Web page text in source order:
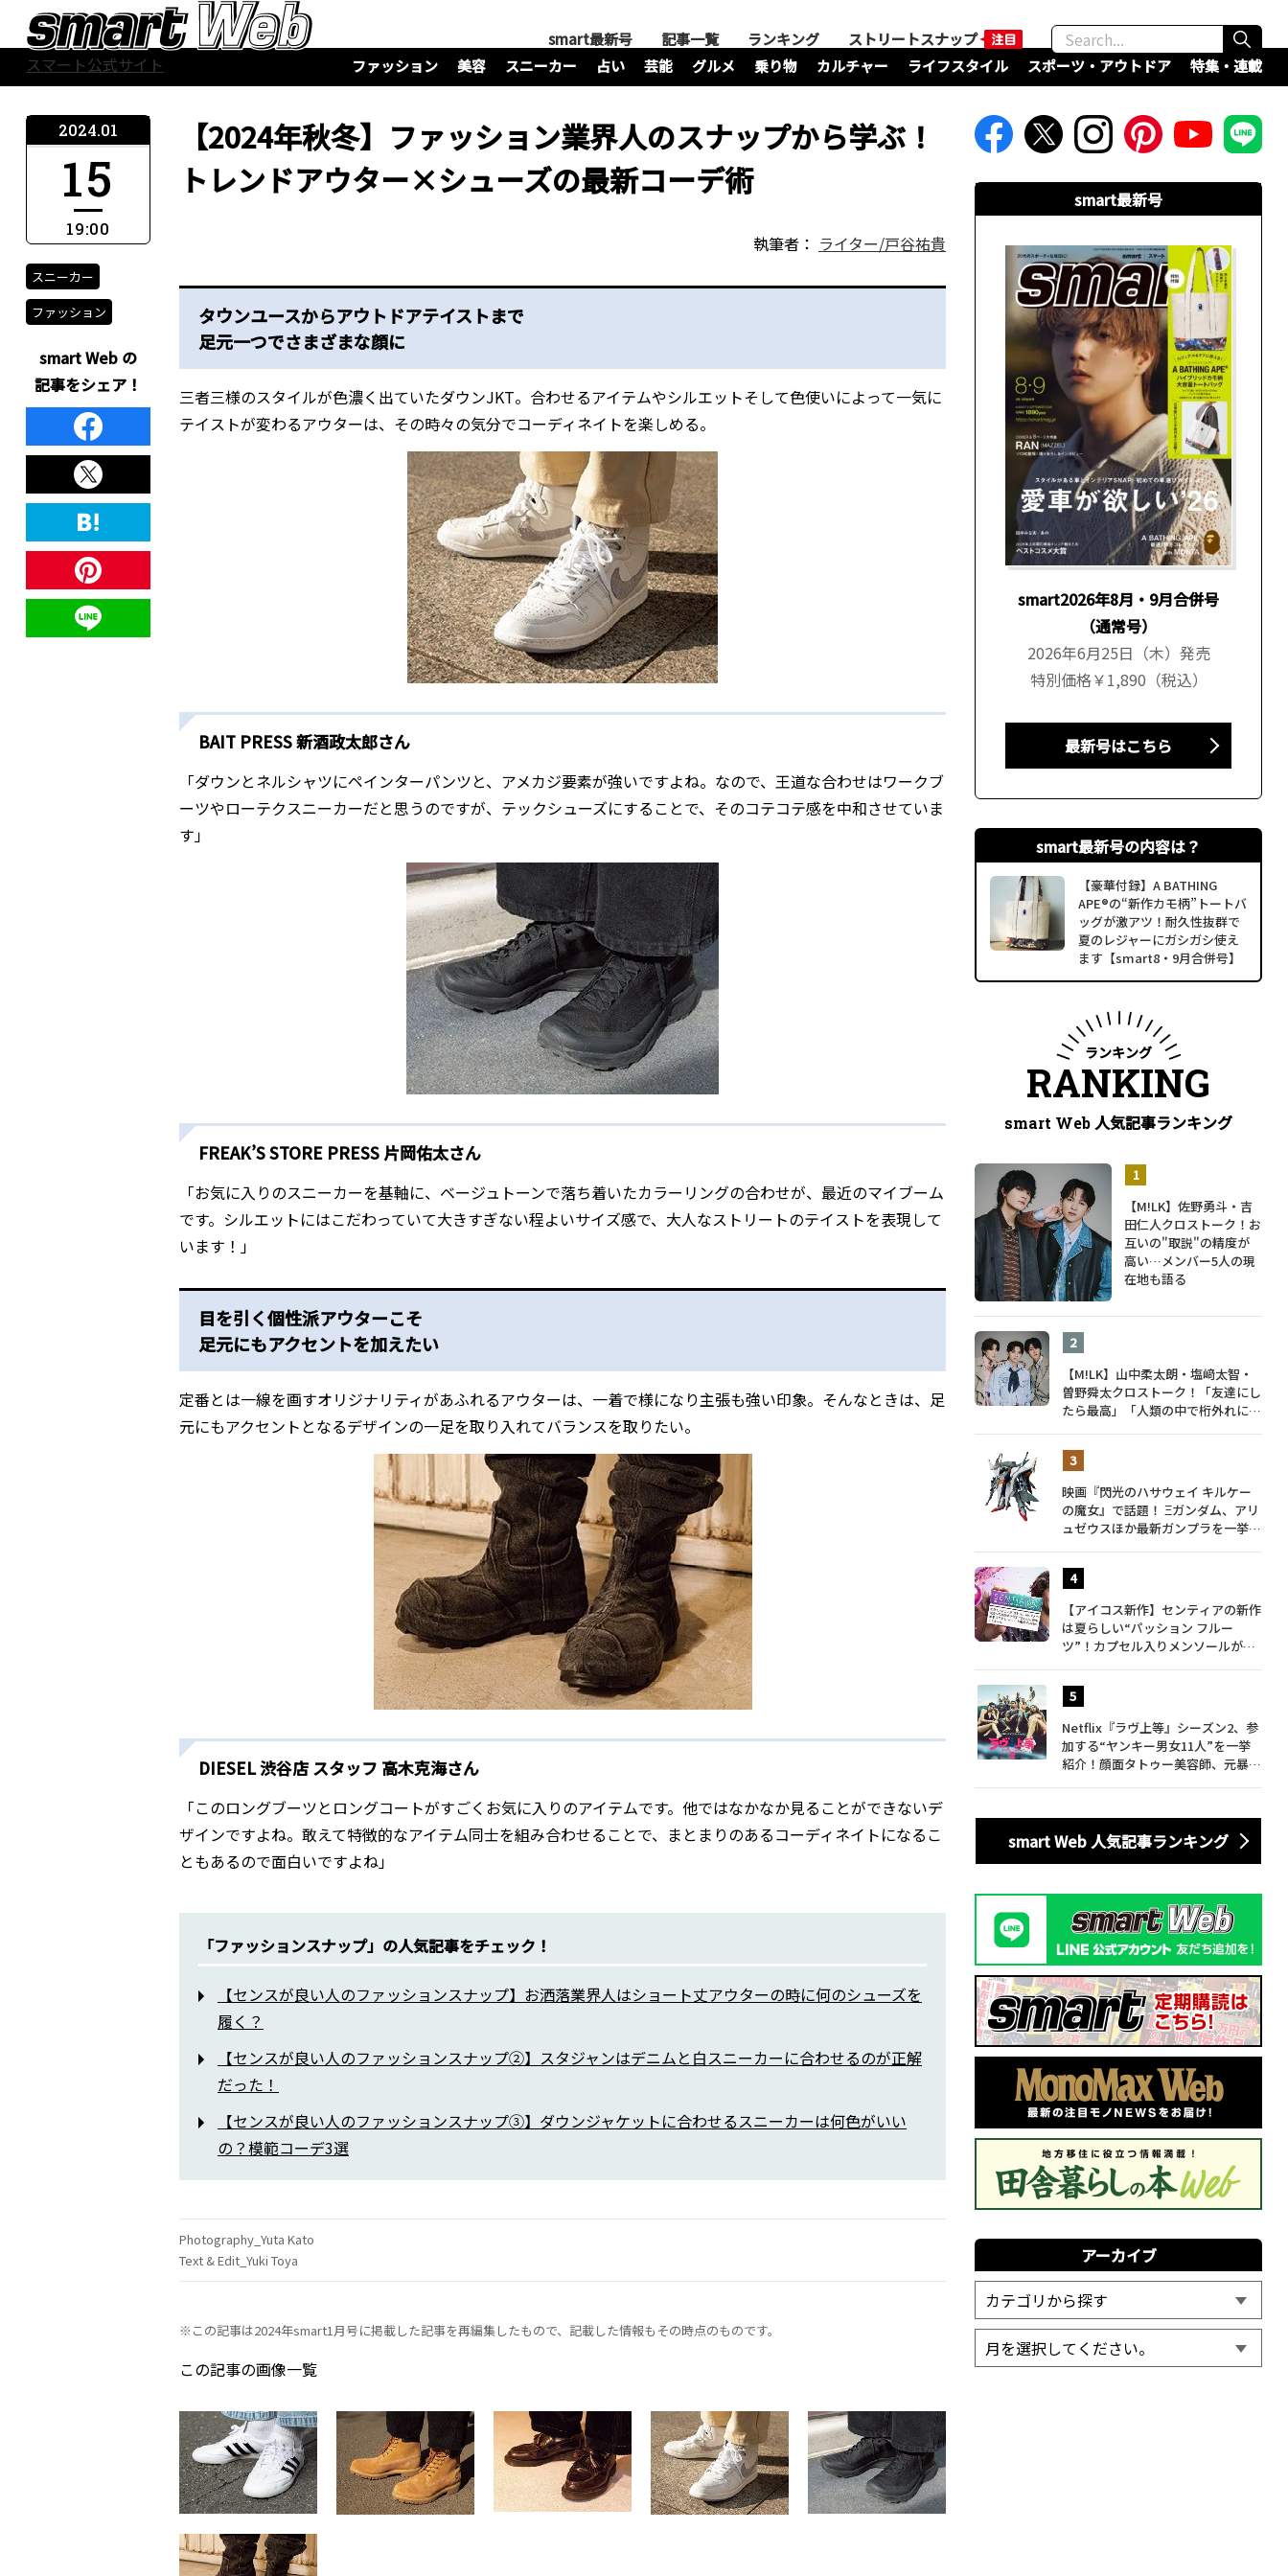
スマート公式サイト
smart最新号 記事一覧 ランキング
ストリートスナップ
ファッション
美容 スニーカー 占い 芸能 グルメ 乗り物 カルチャー ライフスタイル スポーツ・アウトドア 特集・連載
【2024年秋冬】ファッション業界人のスナップから学ぶ！
トレンドアウター×シューズの最新コーデ術
執筆者： ライター/戸谷祐貴
タウンユースからアウトドアテイストまで
足元一つでさまざまな顔に
三者三様のスタイルが色濃く出ていたダウンJKT。合わせるアイテムやシルエットそして色使いによって一気に
テイストが変わるアウターは、その時々の気分でコーディネイトを楽しめる。
BAIT PRESS 新酒政太郎さん
「ダウンとネルシャツにペインターパンツと、アメカジ要素が強いですよね。なので、王道な合わせはワークブ
ーツやローテクスニーカーだと思うのですが、テックシューズにすることで、そのコテコテ感を中和させていま
す」
FREAK’S STORE PRESS 片岡佑太さん
「お気に入りのスニーカーを基軸に、ベージュトーンで落ち着いたカラーリングの合わせが、最近のマイブーム
です。シルエットにはこだわっていて大きすぎない程よいサイズ感で、大人なストリートのテイストを表現して
います！」
目を引く個性派アウターこそ
足元にもアクセントを加えたい
定番とは一線を画すオリジナリティがあふれるアウターは、一着で様になり主張も強い印象。そんなときは、足
元にもアクセントとなるデザインの一足を取り入れてバランスを取りたい。
DIESEL 渋谷店 スタッフ 高木克海さん
「このロングブーツとロングコートがすごくお気に入りのアイテムです。他ではなかなか見ることができないデ
ザインですよね。敢えて特徴的なアイテム同士を組み合わせることで、まとまりのあるコーディネイトになるこ
ともあるので面白いですよね」
「ファッションスナップ」の人気記事をチェック！
【センスが良い人のファッションスナップ】お洒落業界人はショート丈アウターの時に何のシューズを
履く？
【センスが良い人のファッションスナップ②】スタジャンはデニムと白スニーカーに合わせるのが正解
だった！
【センスが良い人のファッションスナップ③】ダウンジャケットに合わせるスニーカーは何色がいい
の？模範コーデ3選
Photography_Yuta Kato
Text & Edit_Yuki Toya
※この記事は2024年smart1月号に掲載した記事を再編集したもので、記載した情報もその時点のものです。
この記事の画像一覧
2024.01
15
19:00
スニーカー
ファッション
smart Web の
記事をシェア！
smart最新号
smart2026年8月・9月合併号
（通常号）
2026年6月25日（木）発売
特別価格￥1,890（税込）
最新号はこちら
smart最新号の内容は？
【豪華付録】A BATHING
APE®の“新作カモ柄”トートバ
ッグが激アツ！耐久性抜群で
夏のレジャーにガシガシ使え
ます【smart8・9月合併号】
ランキング
RANKING
smart Web人気記事ランキング
【M!LK】佐野勇斗・吉
田仁人クロストーク！お
互いの"取説"の精度が
高い…メンバー5人の現
在地も語る
【M!LK】山中柔太朗・塩﨑太智・
曽野舜太クロストーク！「友達にし
たら最高」「人類の中で桁外れに面
映画『閃光のハサウェイ キルケー
の魔女』で話題！ Ξガンダム、アリ
ュゼウスほか最新ガンプラを一挙紹
【アイコス新作】センティアの新作
は夏らしい“パッション フルー
ツ”！カプセル入りメンソールが仲
Netflix『ラヴ上等』シーズン2、参
加する“ヤンキー男女11人”を一挙
紹介！顔面タトゥー美容師、元暴走
smart Web 人気記事ランキング
アーカイブ